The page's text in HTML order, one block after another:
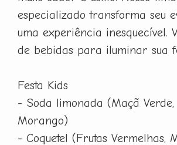
especializado transforma seu
uma experiência inesquecível.
de bebidas para iluminar sua
Festa Kids
- Soda limonada (Maçã
Morango)
- Coquetel (Frutas Vermelhas,